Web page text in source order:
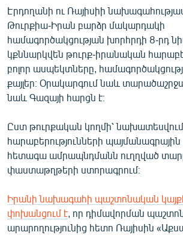
ԲԱՆԱՎԵՃ
ՁԳՏԵԼՈՎ ԼԱՎԱԳՈՒՅՆԻՆ
ՓՈԴՔԱՍԹ
Հայերեն
Русский
ՀԵՏԵՎԵՔ ՄԵԶ
Էրդողանի ու Ռայիսիի
Թուրքիա-Իրան բարձր մակարդակի
համագործակցության խորհրդի 8-րդ
կքննարկվեն թուրք-իրանական
բոլոր ասպեկտները,
քայլեր։ Օրակարգում նաև
նաև Գազայի հարցն է։
Ըստ թուրքական կողմի՝
հարաբերությունների պայմանագրային
հետագա ամրապնդմանն ուղղված
փաստաթղթերի ստորագրում։
Իրանի նախագահի պաշտոնական
փոխանցում է, որ դիմավորման
արարողությունից հետո Ռայիսին